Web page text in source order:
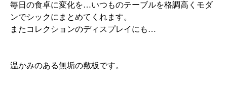
毎日の食卓に変化を…いつものテーブルを格調高くモダ
ンでシックにまとめてくれます。
またコレクションのディスプレイにも…
温かみのある無垢の敷板です。